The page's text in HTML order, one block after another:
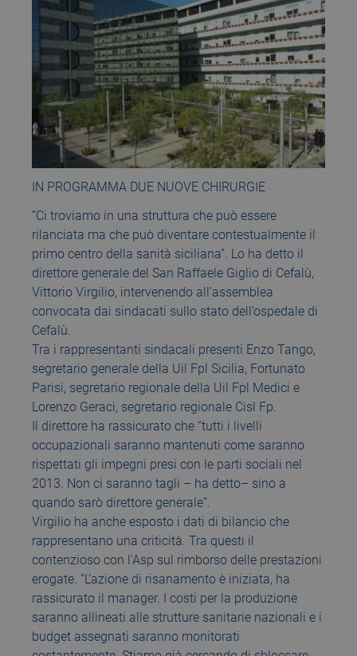
IN PROGRAMMA DUE NUOVE CHIRURGIE
“Ci troviamo in una struttura che può essere
rilanciata ma che può diventare contestualmente il
primo centro della sanità siciliana”. Lo ha detto il
direttore generale del San Raffaele Giglio di Cefalù,
Vittorio Virgilio, intervenendo all’assemblea
convocata dai sindacati sullo stato dell’ospedale di
Cefalù.
Tra i rappresentanti sindacali presenti Enzo Tango,
segretario generale della Uil Fpl Sicilia, Fortunato
Parisi, segretario regionale della Uil Fpl Medici e
Lorenzo Geraci, segretario regionale Cisl Fp.
Il direttore ha rassicurato che “tutti i livelli
occupazionali saranno mantenuti come saranno
rispettati gli impegni presi con le parti sociali nel
2013. Non ci saranno tagli – ha detto– sino a
quando sarò direttore generale”.
Virgilio ha anche esposto i dati di bilancio che
rappresentano una criticità. Tra questi il
contenzioso con l’Asp sul rimborso delle prestazioni
erogate. “L’azione di risanamento è iniziata, ha
rassicurato il manager. I costi per la produzione
saranno allineati alle strutture sanitarie nazionali e i
budget assegnati saranno monitorati